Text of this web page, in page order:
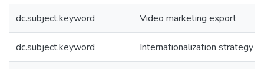
dc.subject.keyword Video marketing export
dc.subject.keyword Internationalization strategy